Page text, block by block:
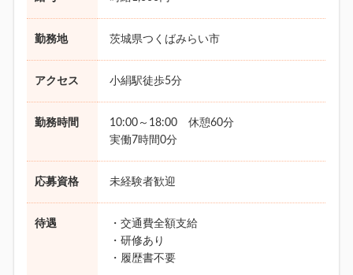
勤務地 茨城県つくばみらい市
アクセス 小絹駅徒歩5分
勤務時間
10:00～18:00 休憩60分
実働7時間0分
応募資格 未経験者歓迎
待遇
・交通費全額支給
・研修あり
・履歴書不要